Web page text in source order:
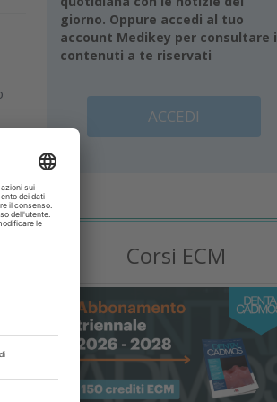
giorno. Oppure accedi al tuo
account Medikey per consultare i
contenuti a te riservati
ACCEDI
Corsi ECM